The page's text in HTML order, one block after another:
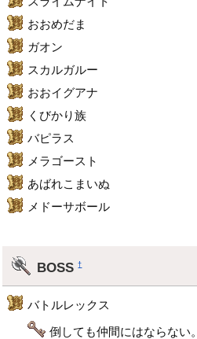
おおめだま
ガオン
スカルガルー
おおイグアナ
くびかり族
バピラス
メラゴースト
あばれこまいぬ
メドーサボール
BOSS†
バトルレックス
倒しても仲間にはならない。